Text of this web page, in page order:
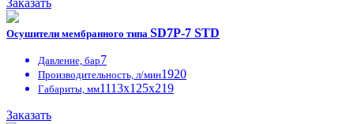
Осушители мембранного типа SD7P-7 STD
Давление, бар7
Производительность, л/мин1920
Габариты, мм1113х125х219
Заказать